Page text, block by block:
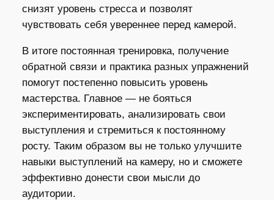
снизят уровень стресса и позволят
чувствовать себя увереннее перед камерой.
В итоге постоянная тренировка, получение
обратной связи и практика разных упражнений
помогут постепенно повысить уровень
мастерства. Главное — не бояться
экспериментировать, анализировать свои
выступления и стремиться к постоянному
росту. Таким образом вы не только улучшите
навыки выступлений на камеру, но и сможете
эффективно донести свои мысли до
аудитории.